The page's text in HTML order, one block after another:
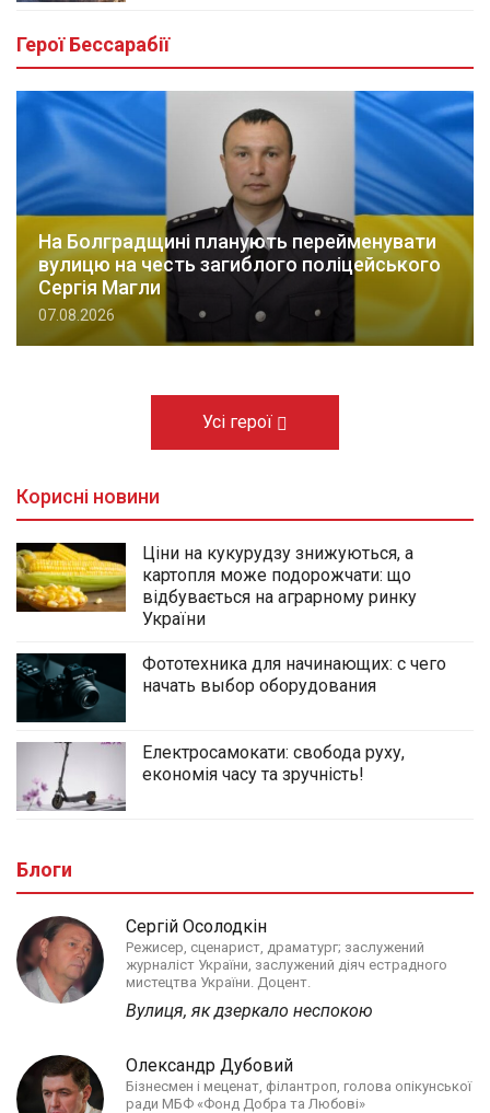
Герої Бессарабії
На Болградщині планують перейменувати
вулицю на честь загиблого поліцейського
Сергія Магли
07.08.2026
Усі герої
Корисні новини
Ціни на кукурудзу знижуються, а
картопля може подорожчати: що
відбувається на аграрному ринку
України
Фототехника для начинающих: с чего
начать выбор оборудования
Електросамокати: свобода руху,
економія часу та зручність!
Блоги
Сергій Осолодкін
Режисер, сценарист, драматург; заслужений
журналіст України, заслужений діяч естрадного
мистецтва України. Доцент.
Вулиця, як дзеркало неспокою
Олександр Дубовий
Бізнесмен і меценат, філантроп, голова опікунської
ради МБФ «Фонд Добра та Любові»